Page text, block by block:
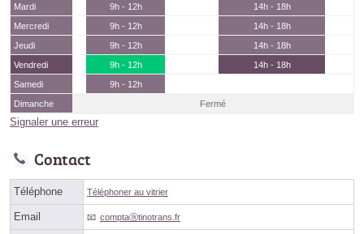
Mardi
9h - 12h
14h - 18h
Mercredi
9h - 12h
14h - 18h
Jeudi
9h - 12h
14h - 18h
Vendredi
9h - 12h
14h - 18h
Samedi
9h - 12h
Dimanche
Fermé
Signaler une erreur
Contact
Téléphone Téléphoner au vitrier
Email comptaⓐtinotrans.fr